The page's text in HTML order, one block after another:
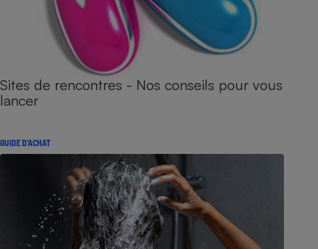
Sites de rencontres - Nos conseils pour vous
lancer
GUIDE D'ACHAT